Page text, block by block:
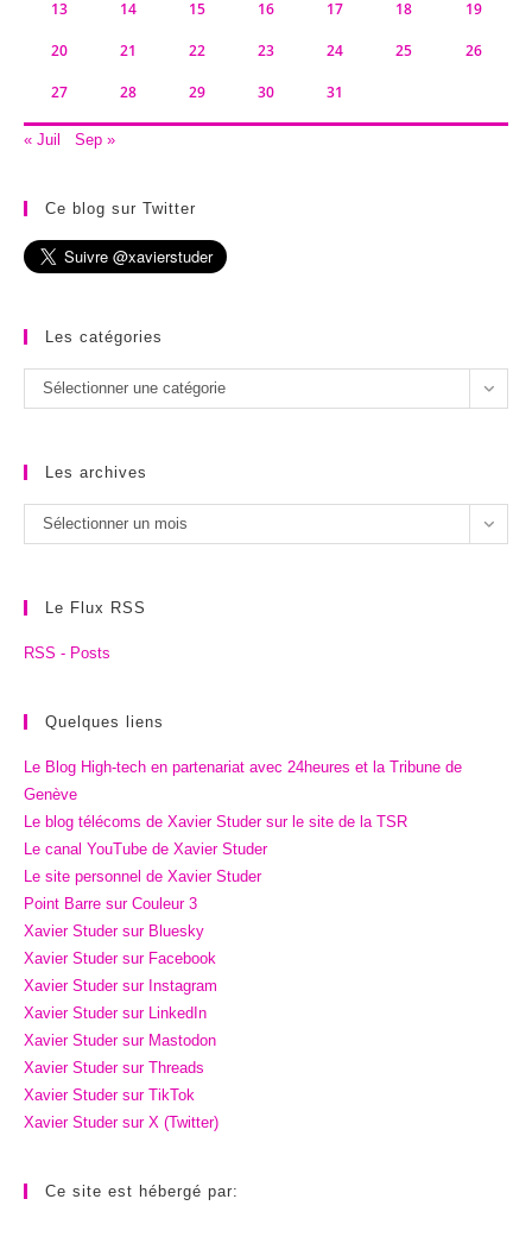
13 14 15 16 17 18 19
20 21 22 23 24 25 26
27 28 29 30 31
« Juil Sep »
Ce blog sur Twitter
Les catégories
Les
catégories
Sélectionner une catégorie
Les archives
Les
archives
Sélectionner un mois
Le Flux RSS
RSS - Posts
Quelques liens
Le Blog High-tech en partenariat avec 24heures et la Tribune de
Genève
Le blog télécoms de Xavier Studer sur le site de la TSR
Le canal YouTube de Xavier Studer
Le site personnel de Xavier Studer
Point Barre sur Couleur 3
Xavier Studer sur Bluesky
Xavier Studer sur Facebook
Xavier Studer sur Instagram
Xavier Studer sur LinkedIn
Xavier Studer sur Mastodon
Xavier Studer sur Threads
Xavier Studer sur TikTok
Xavier Studer sur X (Twitter)
Ce site est hébergé par: